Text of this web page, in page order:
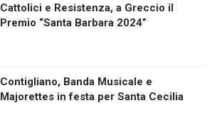
Cattolici e Resistenza, a Greccio il
Premio “Santa Barbara 2024”
Contigliano, Banda Musicale e
Majorettes in festa per Santa Cecilia